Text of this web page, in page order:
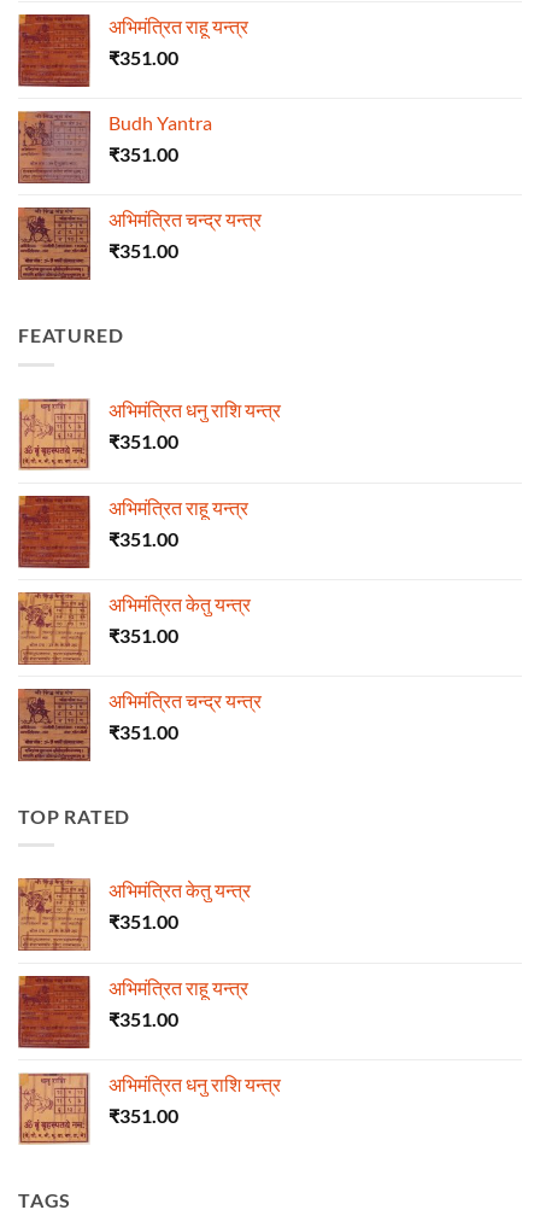
अभिमंत्रित राहू यन्त्र
₹351.00
Budh Yantra
₹351.00
अभिमंत्रित चन्द्र यन्त्र
₹351.00
FEATURED
अभिमंत्रित धनु राशि यन्त्र
₹351.00
अभिमंत्रित राहू यन्त्र
₹351.00
अभिमंत्रित केतु यन्त्र
₹351.00
अभिमंत्रित चन्द्र यन्त्र
₹351.00
TOP RATED
अभिमंत्रित केतु यन्त्र
₹351.00
अभिमंत्रित राहू यन्त्र
₹351.00
अभिमंत्रित धनु राशि यन्त्र
₹351.00
TAGS